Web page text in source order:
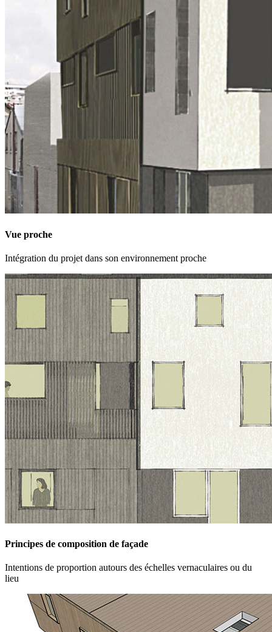
Vue proche
Intégration du projet dans son environnement proche
Principes de composition de façade
Intentions de proportion autours des échelles vernaculaires ou du
lieu